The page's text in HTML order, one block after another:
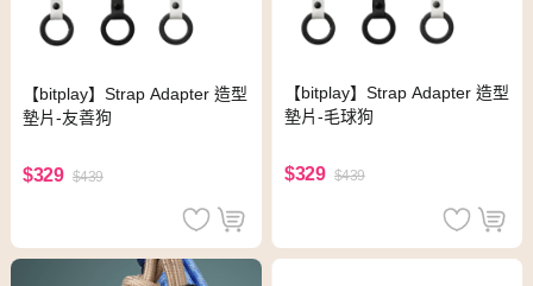
【bitplay】Strap Adapter 造型
墊片-友善狗
$329 $439
【bitplay】Strap Adapter 造型
墊片-毛球狗
$329 $439